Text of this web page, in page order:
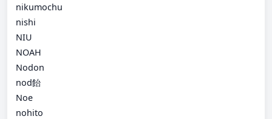
nikumochu
nishi
NIU
NOAH
Nodon
nod飴
Noe
nohito